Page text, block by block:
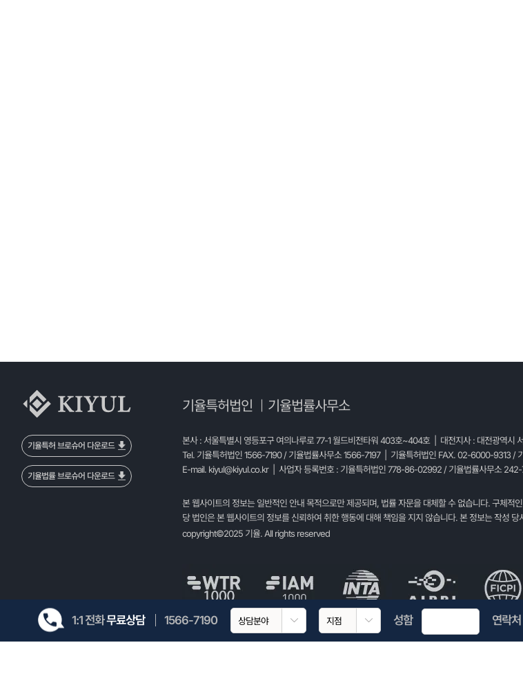
기율특허 브로슈어 다운로드
기율법률 브로슈어 다운로드
기율특허법인 기율법률사무소
본사 : 서울특별시 영등포구 여의나루로 77-1 월드비전타워 403호~404호 | 대전지사 : 대전광역시
Tel. 기율특허법인 1566-7190 / 기율법률사무소 1566-7197 | 기율특허법인 FAX. 02-6000-9313 /
E-mail. kiyul@kiyul.co.kr| 사업자 등록번호 : 기율특허법인 778-86-02992 / 기율법률사무소
본 웹사이트의 정보는 일반적인 안내 목적으로만 제공되며, 법률 자문을 대체할 수 없습니다. 구체적
당 법인은 본 웹사이트의 정보를 신뢰하여 취한 행동에 대해 책임을 지지 않습니다. 본 정보는 작성
copyright©2025 기율. All rights reserved
1:1 전화무료상담 1566-7190   성함 연락처